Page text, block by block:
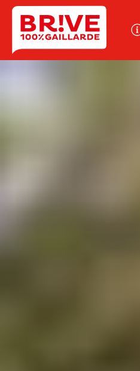
Panneau de gestion des cookies